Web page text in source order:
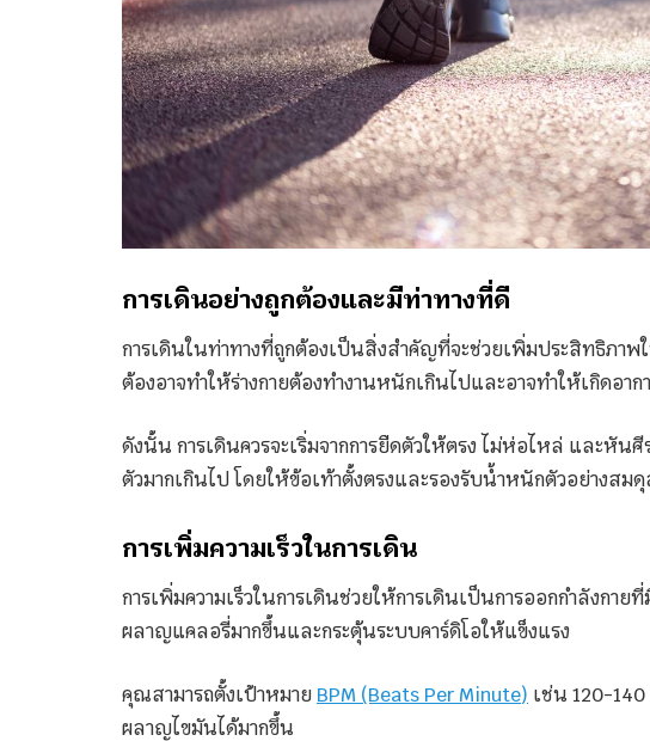
การเดินอย่างถูกต้องและมีท่าทางที่ดี
การเดินในท่าทางที่ถูกต้องเป็นสิ่งสำคัญที่จะช่วยเพิ่มประสิทธิภาพ
ต้องอาจทำให้ร่างกายต้องทำงานหนักเกินไปและอาจทำให้เกิดอาก
ดังนั้น การเดินควรจะเริ่มจากการยืดตัวให้ตรง ไม่ห่อไหล่ และหันศี
ตัวมากเกินไป โดยให้ข้อเท้าตั้งตรงและรองรับน้ำหนักตัวอย่างสม
การเพิ่มความเร็วในการเดิน
การเพิ่มความเร็วในการเดินช่วยให้การเดินเป็นการออกกำลังกาย
ผลาญแคลอรี่มากขึ้นและกระตุ้นระบบคาร์ดิโอให้แข็งแรง
คุณสามารถตั้งเป้าหมาย BPM (Beats Per Minute) เช่น 120-
ผลาญไขมันได้มากขึ้น